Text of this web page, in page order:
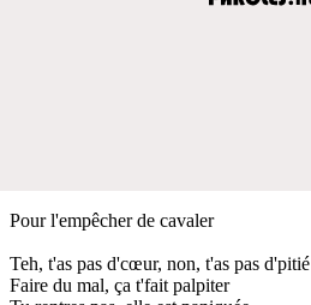
Pour l'empêcher de cavaler
Teh, t'as pas d'cœur, non, t'as pas d'pitié
Faire du mal, ça t'fait palpiter